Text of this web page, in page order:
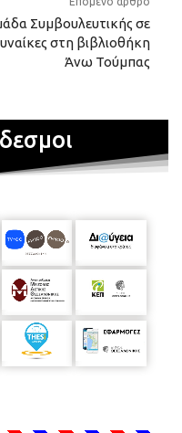
Συμβουλευτικής σε
στη βιβλιοθήκη
Άνω Τούμπας